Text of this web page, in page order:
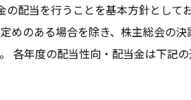
の配当を行うことを基本方針とし
めのある場合を除き、株主総会の
各年度の配当性向・配当金は下記の